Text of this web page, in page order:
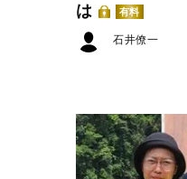
は
有料
石井僚一